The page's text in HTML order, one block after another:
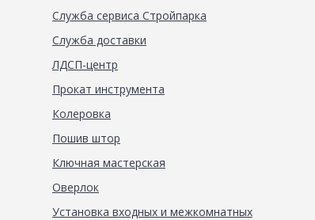
Служба сервиса Стройпарка
Служба доставки
ЛДСП-центр
Прокат инструмента
Колеровка
Пошив штор
Ключная мастерская
Оверлок
Установка входных и межкомнатных